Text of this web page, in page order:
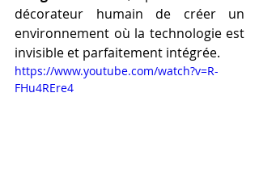
décorateur humain de créer un
environnement où la technologie est
invisible et parfaitement intégrée.
https://www.youtube.com/watch?v=R-
FHu4REre4